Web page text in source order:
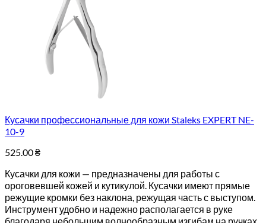
Кусачки профессиональные для кожи Staleks EXPERT NE-
10-9
525.00₴
Кусачки для кожи — предназначены для работы с
ороговевшей кожей и кутикулой. Кусачки имеют прямые
режущие кромки без наклона, режущая часть с выступом.
Инструмент удобно и надежно располагается в руке